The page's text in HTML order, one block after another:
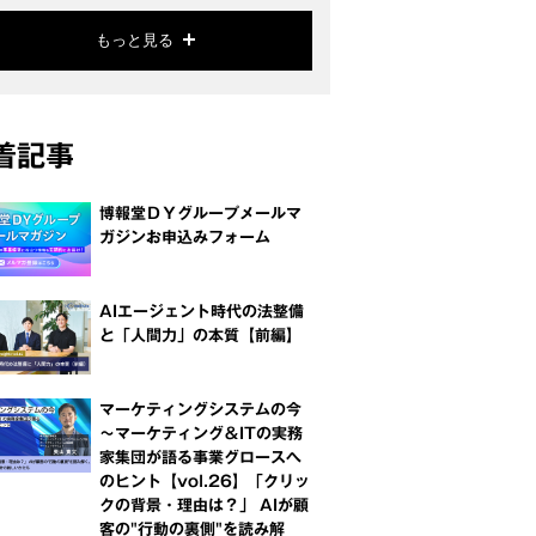
もっと見る
記事
博報堂ＤＹグループメールマ
ガジンお申込みフォーム
AIエージェント時代の法整備
と「人間力」の本質【前編】
マーケティングシステムの今
～マーケティング＆ITの実務
家集団が語る事業グロースへ
のヒント【vol.26】「クリッ
クの背景・理由は？」 AIが顧
客の"行動の裏側"を読み解